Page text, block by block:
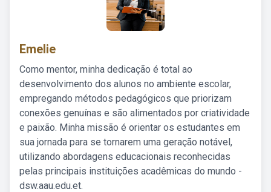
Emelie
Como mentor, minha dedicação é total ao
desenvolvimento dos alunos no ambiente escolar,
empregando métodos pedagógicos que priorizam
conexões genuínas e são alimentados por criatividade
e paixão. Minha missão é orientar os estudantes em
sua jornada para se tornarem uma geração notável,
utilizando abordagens educacionais reconhecidas
pelas principais instituições acadêmicas do mundo -
dsw.aau.edu.et.